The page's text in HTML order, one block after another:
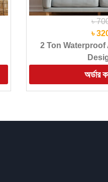
৳
৳
2 Ton Waterproof